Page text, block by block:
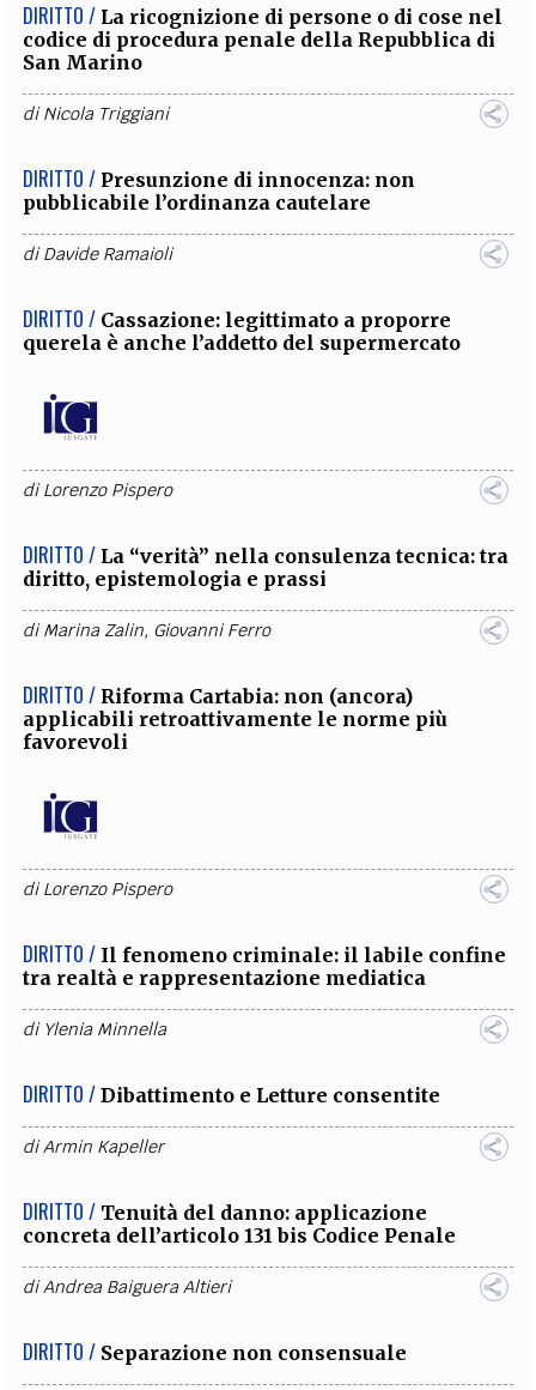
DIRITTO / La ricognizione di persone o di cose nel
codice di procedura penale della Repubblica di
San Marino
diNicola Triggiani
DIRITTO / Presunzione di innocenza: non
pubblicabile l’ordinanza cautelare
diDavide Ramaioli
DIRITTO / Cassazione: legittimato a proporre
querela è anche l’addetto del supermercato
diLorenzo Pispero
DIRITTO / La “verità” nella consulenza tecnica: tra
diritto, epistemologia e prassi
diMarina Zalin, Giovanni Ferro
DIRITTO / Riforma Cartabia: non (ancora)
applicabili retroattivamente le norme più
favorevoli
diLorenzo Pispero
DIRITTO / Il fenomeno criminale: il labile confine
tra realtà e rappresentazione mediatica
di Ylenia Minnella
DIRITTO / Dibattimento e Letture consentite
diArmin Kapeller
DIRITTO / Tenuità del danno: applicazione
concreta dell’articolo 131 bis Codice Penale
diAndrea Baiguera Altieri
DIRITTO / Separazione non consensuale